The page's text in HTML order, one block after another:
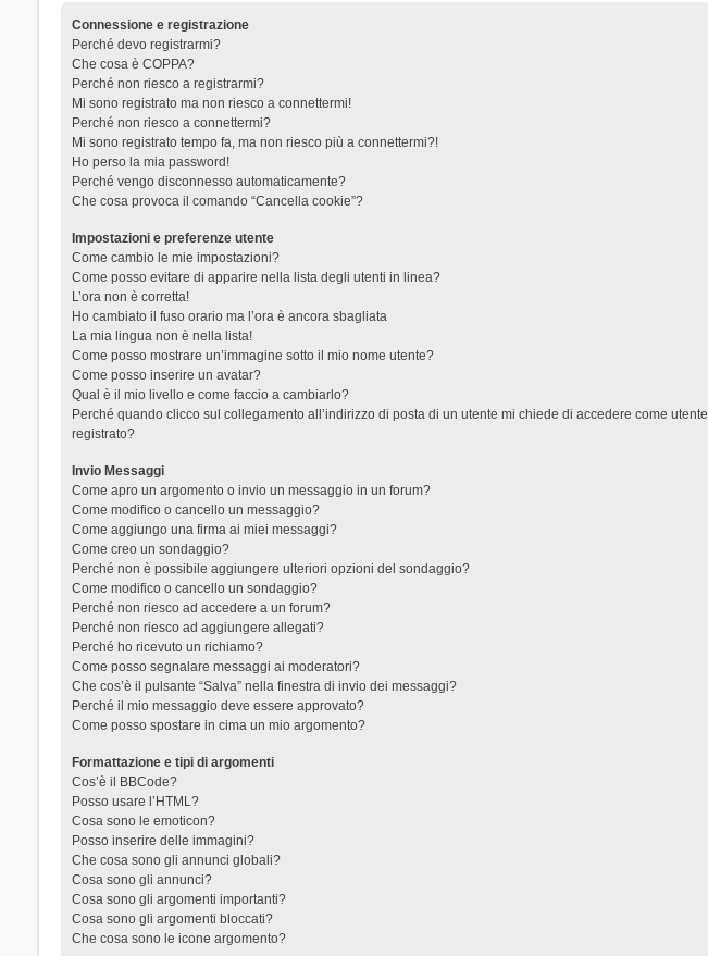
Connessione e registrazione
Perché devo registrarmi?
Che cosa è COPPA?
Perché non riesco a registrarmi?
Mi sono registrato ma non riesco a connettermi!
Perché non riesco a connettermi?
Mi sono registrato tempo fa, ma non riesco più a connettermi?!
Ho perso la mia password!
Perché vengo disconnesso automaticamente?
Che cosa provoca il comando “Cancella cookie”?
Impostazioni e preferenze utente
Come cambio le mie impostazioni?
Come posso evitare di apparire nella lista degli utenti in linea?
L’ora non è corretta!
Ho cambiato il fuso orario ma l’ora è ancora sbagliata
La mia lingua non è nella lista!
Come posso mostrare un’immagine sotto il mio nome utente?
Come posso inserire un avatar?
Qual è il mio livello e come faccio a cambiarlo?
Perché quando clicco sul collegamento all’indirizzo di posta di un utente mi chiede di accedere come utente
registrato?
Invio Messaggi
Come apro un argomento o invio un messaggio in un forum?
Come modifico o cancello un messaggio?
Come aggiungo una firma ai miei messaggi?
Come creo un sondaggio?
Perché non è possibile aggiungere ulteriori opzioni del sondaggio?
Come modifico o cancello un sondaggio?
Perché non riesco ad accedere a un forum?
Perché non riesco ad aggiungere allegati?
Perché ho ricevuto un richiamo?
Come posso segnalare messaggi ai moderatori?
Che cos’è il pulsante “Salva” nella finestra di invio dei messaggi?
Perché il mio messaggio deve essere approvato?
Come posso spostare in cima un mio argomento?
Formattazione e tipi di argomenti
Cos’è il BBCode?
Posso usare l’HTML?
Cosa sono le emoticon?
Posso inserire delle immagini?
Che cosa sono gli annunci globali?
Cosa sono gli annunci?
Cosa sono gli argomenti importanti?
Cosa sono gli argomenti bloccati?
Che cosa sono le icone argomento?